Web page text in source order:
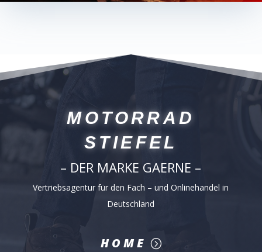
MOTORRAD
STIEFEL
– DER MARKE GAERNE –
Vertriebsagentur für den Fach – und Onlinehandel in
Deutschland
HOME